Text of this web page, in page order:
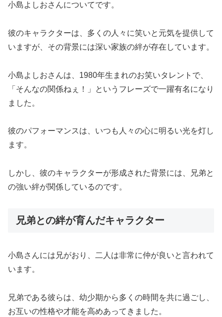
小島よしおさんについてです。
彼のキャラクターは、多くの人々に笑いと元気を提供して
いますが、その背景には深い家族の絆が存在しています。
小島よしおさんは、1980年生まれのお笑いタレントで、
「そんなの関係ねぇ！」というフレーズで一躍有名になり
ました。
彼のパフォーマンスは、いつも人々の心に明るい光を灯し
ます。
しかし、彼のキャラクターが形成された背景には、兄弟と
の強い絆が関係しているのです。
兄弟との絆が育んだキャラクター
小島さんには兄がおり、二人は非常に仲が良いと言われて
います。
兄弟である彼らは、幼少期から多くの時間を共に過ごし、
お互いの性格や才能を高めあってきました。